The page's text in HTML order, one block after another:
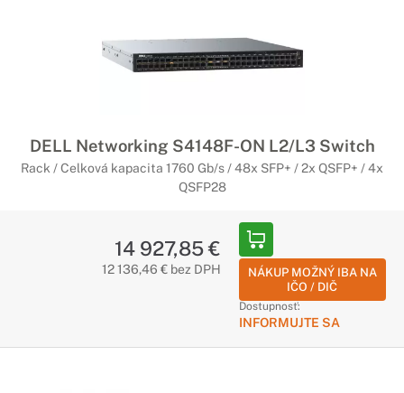
DELL Networking S4148F-ON L2/L3 Switch
Rack / Celková kapacita 1760 Gb/s / 48x SFP+ / 2x QSFP+ / 4x
QSFP28
14 927,85 €
12 136,46 € bez DPH
NÁKUP MOŽNÝ IBA NA
IČO / DIČ
Dostupnosť:
INFORMUJTE SA